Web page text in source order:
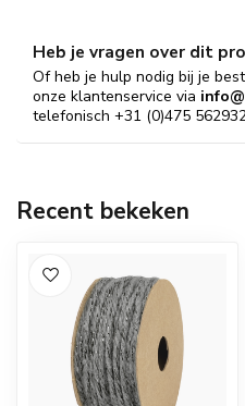
Heb je vragen over dit
Of heb je hulp nodig bij je
onze klantenservice via
telefonisch +31 (0)475
Recent bekeken